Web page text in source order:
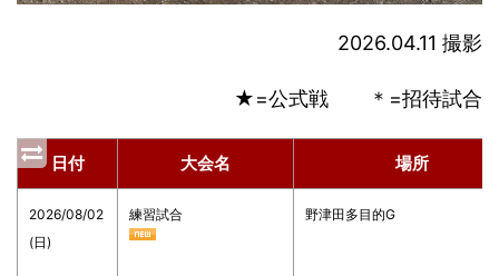
2026.04.11 撮影
★=公式戦 ＊=招待試合
日付 大会名 場所
2026/08/02
(日)
練習試合 野津田多目的G